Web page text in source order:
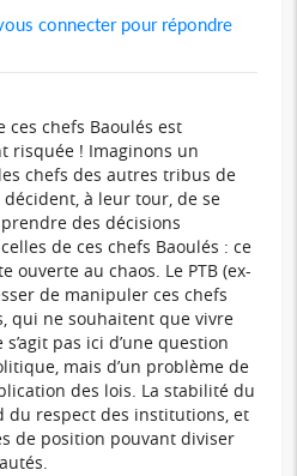
connecter pour répondre
ces chefs Baoulés est
risquée ! Imaginons un
chefs des autres tribus de
décident, à leur tour, de se
des décisions
de ces chefs Baoulés : ce
ouverte au chaos. Le PTB (ex-
de manipuler ces chefs
qui ne souhaitent que vivre
pas ici d’une question
mais d’un problème de
des lois. La stabilité du
du respect des institutions, et
de position pouvant diviser